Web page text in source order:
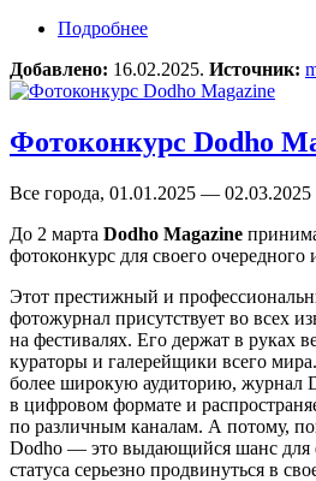
Подробнее
Добавлено: 16.02.2025. Источник:
Фотоконкурс Dodho
Все города, 01.01.2025 — 02.03.2025
До 2 марта Dodho Magazine
фотоконкурс для своего очередного
Этот престижный и
фотожурнал присутствует во всех
на фестивалях. Его держат в руках
кураторы и галерейщики всего
более широкую аудиторию, журнал
в цифровом формате и
по различным каналам. А потому,
Dodho — это выдающийся шанс для
статуса серьезно продвинуться в